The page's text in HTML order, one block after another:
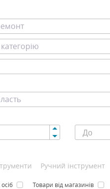
Ручний інструмент
Товари від магазинів